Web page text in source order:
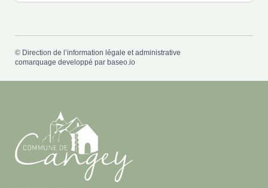
© Direction de l’information légale et administrative
comarquage developpé par baseo.io